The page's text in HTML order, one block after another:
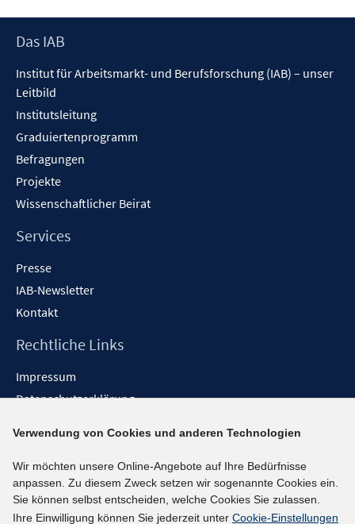
Footer
Das IAB
Institut für Arbeitsmarkt- und Berufsforschung (IAB) – unser
Leitbild
Institutsleitung
Graduiertenprogramm
Befragungen
Projekte
Wissenschaftlicher Beirat
Services
Presse
IAB-Newsletter
Kontakt
Rechtliche Links
Impressum
Datenschutzerklärung
Barrieren melden
Social-Media-Kanäle
BlueSky
Verwendung von Cookies und anderen Technologien
Wir möchten unsere Online-Angebote auf Ihre Bedürfnisse
anpassen. Zu diesem Zweck setzen wir sogenannte Cookies ein.
Sie können selbst entscheiden, welche Cookies Sie zulassen.
Ihre Einwilligung können Sie jederzeit unter Cookie-Einstellungen